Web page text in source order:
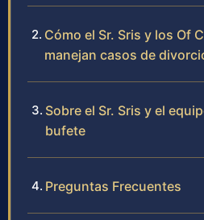
Cómo el Sr. Sris y los Of
manejan casos de
Sobre el Sr. Sris y el
bufete
Preguntas Frecuentes